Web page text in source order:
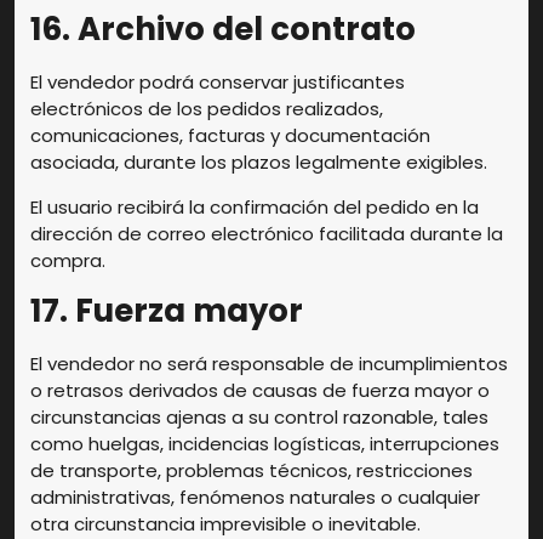
16. Archivo del contrato
El vendedor podrá conservar justificantes
electrónicos de los pedidos realizados,
comunicaciones, facturas y documentación
asociada, durante los plazos legalmente exigibles.
El usuario recibirá la confirmación del pedido en la
dirección de correo electrónico facilitada durante la
compra.
17. Fuerza mayor
El vendedor no será responsable de incumplimientos
o retrasos derivados de causas de fuerza mayor o
circunstancias ajenas a su control razonable, tales
como huelgas, incidencias logísticas, interrupciones
de transporte, problemas técnicos, restricciones
administrativas, fenómenos naturales o cualquier
otra circunstancia imprevisible o inevitable.